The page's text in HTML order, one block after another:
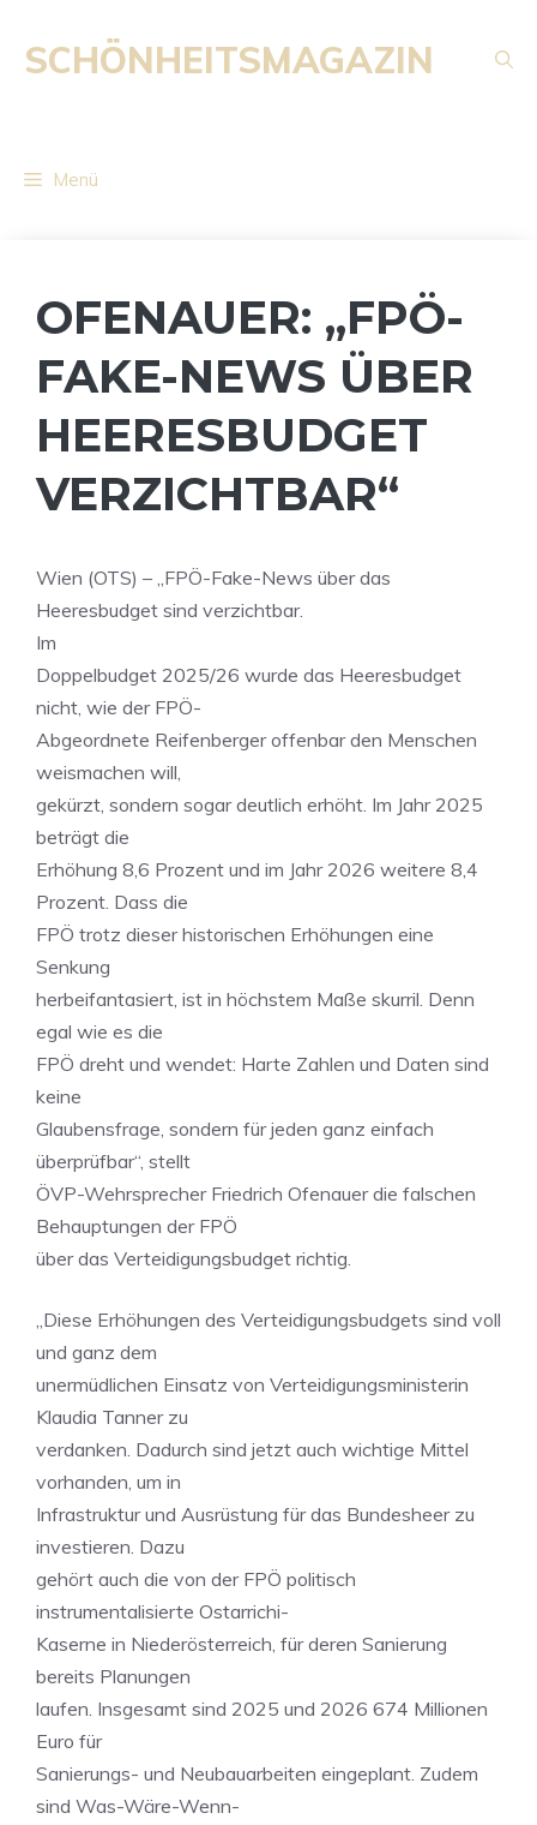
Inhalt
springen
SCHÖNHEITSMAGAZIN
Menü
OFENAUER: „FPÖ-
FAKE-NEWS ÜBER
HEERESBUDGET
VERZICHTBAR“
Wien (OTS) – „FPÖ-Fake-News über das
Heeresbudget sind verzichtbar.
Im
Doppelbudget 2025/26 wurde das Heeresbudget
nicht, wie der FPÖ-
Abgeordnete Reifenberger offenbar den Menschen
weismachen will,
gekürzt, sondern sogar deutlich erhöht. Im Jahr 2025
beträgt die
Erhöhung 8,6 Prozent und im Jahr 2026 weitere 8,4
Prozent. Dass die
FPÖ trotz dieser historischen Erhöhungen eine
Senkung
herbeifantasiert, ist in höchstem Maße skurril. Denn
egal wie es die
FPÖ dreht und wendet: Harte Zahlen und Daten sind
keine
Glaubensfrage, sondern für jeden ganz einfach
überprüfbar“, stellt
ÖVP-Wehrsprecher Friedrich Ofenauer die falschen
Behauptungen der FPÖ
über das Verteidigungsbudget richtig.
„Diese Erhöhungen des Verteidigungsbudgets sind voll
und ganz dem
unermüdlichen Einsatz von Verteidigungsministerin
Klaudia Tanner zu
verdanken. Dadurch sind jetzt auch wichtige Mittel
vorhanden, um in
Infrastruktur und Ausrüstung für das Bundesheer zu
investieren. Dazu
gehört auch die von der FPÖ politisch
instrumentalisierte Ostarrichi-
Kaserne in Niederösterreich, für deren Sanierung
bereits Planungen
laufen. Insgesamt sind 2025 und 2026 674 Millionen
Euro für
Sanierungs- und Neubauarbeiten eingeplant. Zudem
sind Was-Wäre-Wenn-